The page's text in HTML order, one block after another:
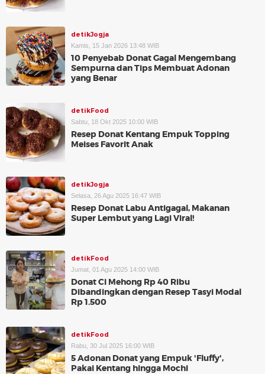
detikJogja
Kamis, 15 Jan 2026 13:48 WIB
10 Penyebab Donat Gagal Mengembang
Sempurna dan Tips Membuat Adonan
yang Benar
detikFood
Sabtu, 18 Okt 2025 10:00 WIB
Resep Donat Kentang Empuk Topping
Meises Favorit Anak
detikJogja
Selasa, 26 Agu 2025 16:47 WIB
Resep Donat Labu Antigagal, Makanan
Super Lembut yang Lagi Viral!
detikFood
Jumat, 01 Agu 2025 14:00 WIB
Donat Ci Mehong Rp 40 Ribu
Dibandingkan dengan Resep Tasyi Modal
Rp 1.500
detikFood
Rabu, 30 Jul 2025 16:00 WIB
5 Adonan Donat yang Empuk 'Fluffy',
Pakai Kentang hingga Mochi